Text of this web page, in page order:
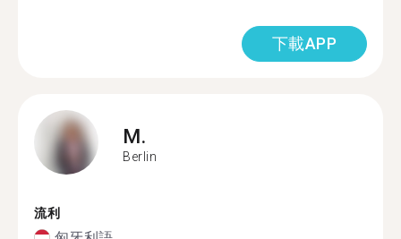
下載APP
M.
Berlin
流利